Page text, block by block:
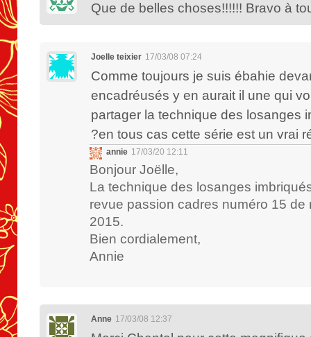
Que de belles choses!!!!!! Bravo à
Joelle teixier 17/03/08 07:24
Comme toujours je suis ébahie
encadréusés y en aurait il une qui
partager la technique des losanges
?en tous cas cette série est un vrai
annie 17/03/20 12:11
Bonjour Joëlle,
La technique des losanges
revue passion cadres numéro 15 de
2015.
Bien cordialement,
Annie
Anne 17/03/08 12:37